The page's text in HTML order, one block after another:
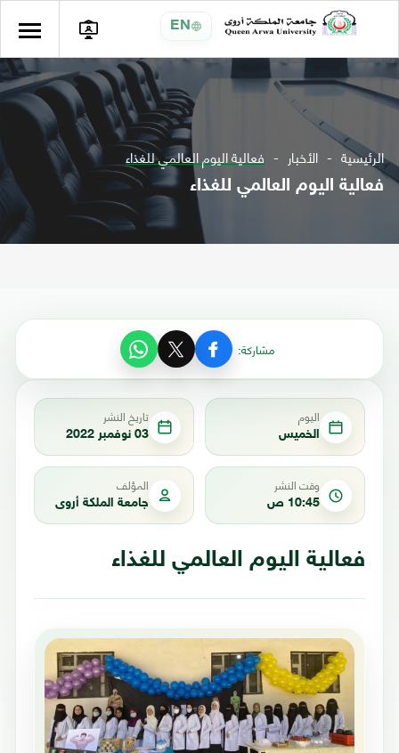
EN
الرئيسية الأخبار فعالية اليوم العالمي للغذاء
فعالية اليوم العالمي للغذاء
مشاركة:
اليوم
الخميس
تاريخ النشر
03 نوفمبر 2022
وقت النشر
10:45 ص
المؤلف
جامعة الملكة أروى
فعالية اليوم العالمي للغذاء